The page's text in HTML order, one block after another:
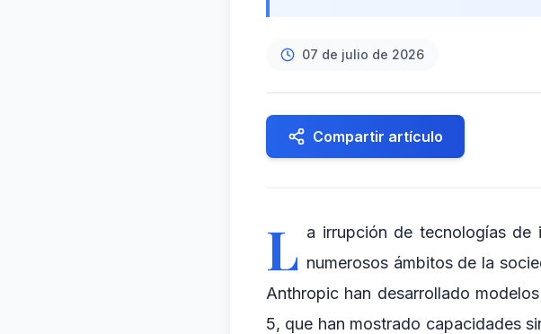
07 de julio de 2026
Compartir artículo
L a irrupción de tecnologías de
numerosos ámbitos de la
Anthropic han desarrollado
5, que han mostrado capacidades